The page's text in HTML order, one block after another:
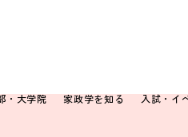
・大学院 家政学を知る 入試・イ